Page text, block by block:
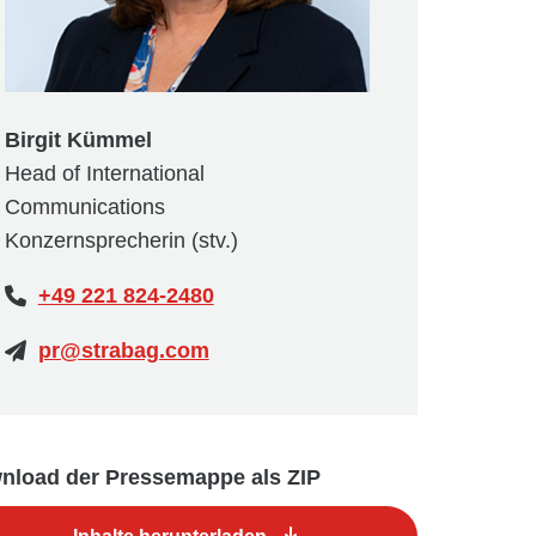
der Pressemappe als ZIP
Birgit Kümmel
Head of International
Communications
Konzernsprecherin (stv.)
+49 221 824-2480
pr@strabag.com